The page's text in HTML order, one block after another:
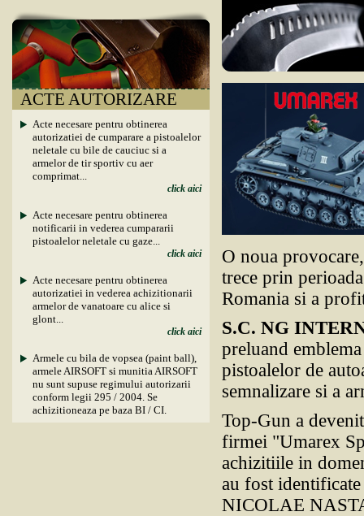
ACTE AUTORIZARE
Acte necesare pentru obtinerea
autorizatiei de cumparare a pistoalelor
neletale cu bile de cauciuc si a
armelor de tir sportiv cu aer
comprimat...
click aici
Acte necesare pentru obtinerea
notificarii in vederea cumpararii
pistoalelor neletale cu gaze...
click aici
Acte necesare pentru obtinerea
autorizatiei in vederea achizitionarii
armelor de vanatoare cu alice si
glont...
click aici
Armele cu bila de vopsea (paint ball),
armele AIRSOFT si munitia AIRSOFT
nu sunt supuse regimului autorizarii
conform legii 295 / 2004. Se
achizitioneaza pe baza BI / CI.
O noua
trece prin
Romania si a
S.C. NG
preluand
pistoalelor de
semnalizare si a
Top-Gun a
firmei "Umarex
achizitiile in
au fost
NICOLAE